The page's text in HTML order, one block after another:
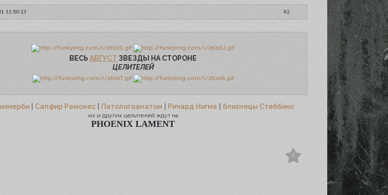
62
11:50:13
ВЕСЬ АВГУСТ ЗВЕЗДЫ НА СТОРОНЕ
ЦЕЛИТЕЛЕЙ
Сапфир Рамонес Патологоанатом Ричард Нигма близнецы Стеббинс
их и других целителей ждут на
PHOENIX LAMENT
0